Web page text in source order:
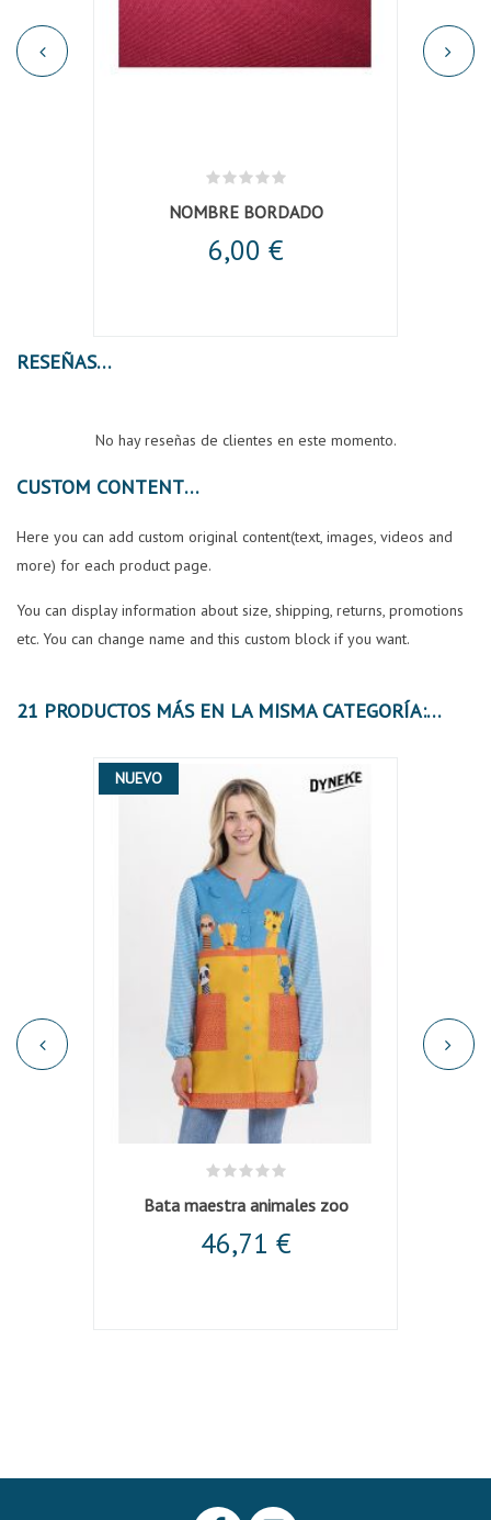
NOMBRE BORDADO
6,00 €
RESEÑAS
No hay reseñas de clientes en este momento.
CUSTOM CONTENT
Here you can add custom original content(text, images, videos and
more) for each product page.
You can display information about size, shipping, returns, promotions
etc. You can change name and this custom block if you want.
21 PRODUCTOS MÁS EN LA MISMA CATEGORÍA:
NUEVO
Bata maestra animales zoo
46,71 €